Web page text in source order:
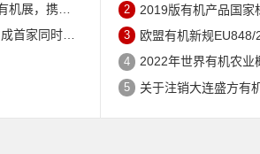
球有机新未来
的中国内资认证机构
2 2019版有机产品国
3 欧盟有机新规
4 2022年世界有机农业概况与趋势分
5 关于注销大连盛方有机食